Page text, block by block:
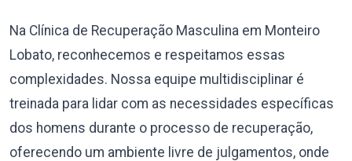
Na Clínica de Recuperação Masculina em Monteiro
Lobato, reconhecemos e respeitamos essas
complexidades. Nossa equipe multidisciplinar é
treinada para lidar com as necessidades específicas
dos homens durante o processo de recuperação,
oferecendo um ambiente livre de julgamentos, onde